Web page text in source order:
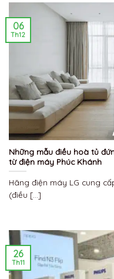
Những mẫu điều hoà tủ
từ điện máy Phúc Khánh
Hãng điện máy LG cung
(điều [...]
06
Th12
26
Th11